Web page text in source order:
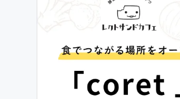
テクノロジー・ガジェット
まちづくり・地域活性化